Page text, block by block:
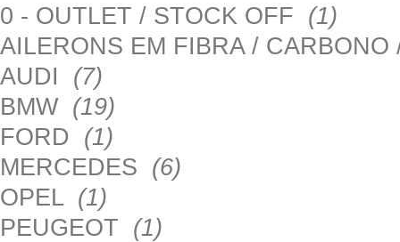
0 - OUTLET / STOCK OFF (1)
AILERONS EM FIBRA /
AUDI (7)
BMW (19)
FORD (1)
MERCEDES (6)
OPEL (1)
PEUGEOT (1)